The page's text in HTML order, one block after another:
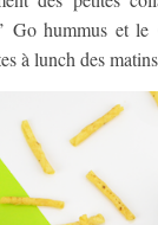
Go hummus et le
à lunch des